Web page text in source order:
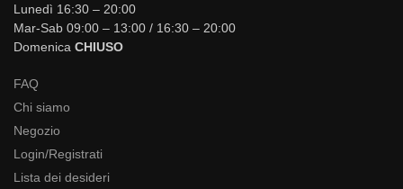
Lunedì 16:30 – 20:00
Mar-Sab 09:00 – 13:00 / 16:30 – 20:00
Domenica CHIUSO
FAQ
Chi siamo
Negozio
Login/Registrati
Lista dei desideri